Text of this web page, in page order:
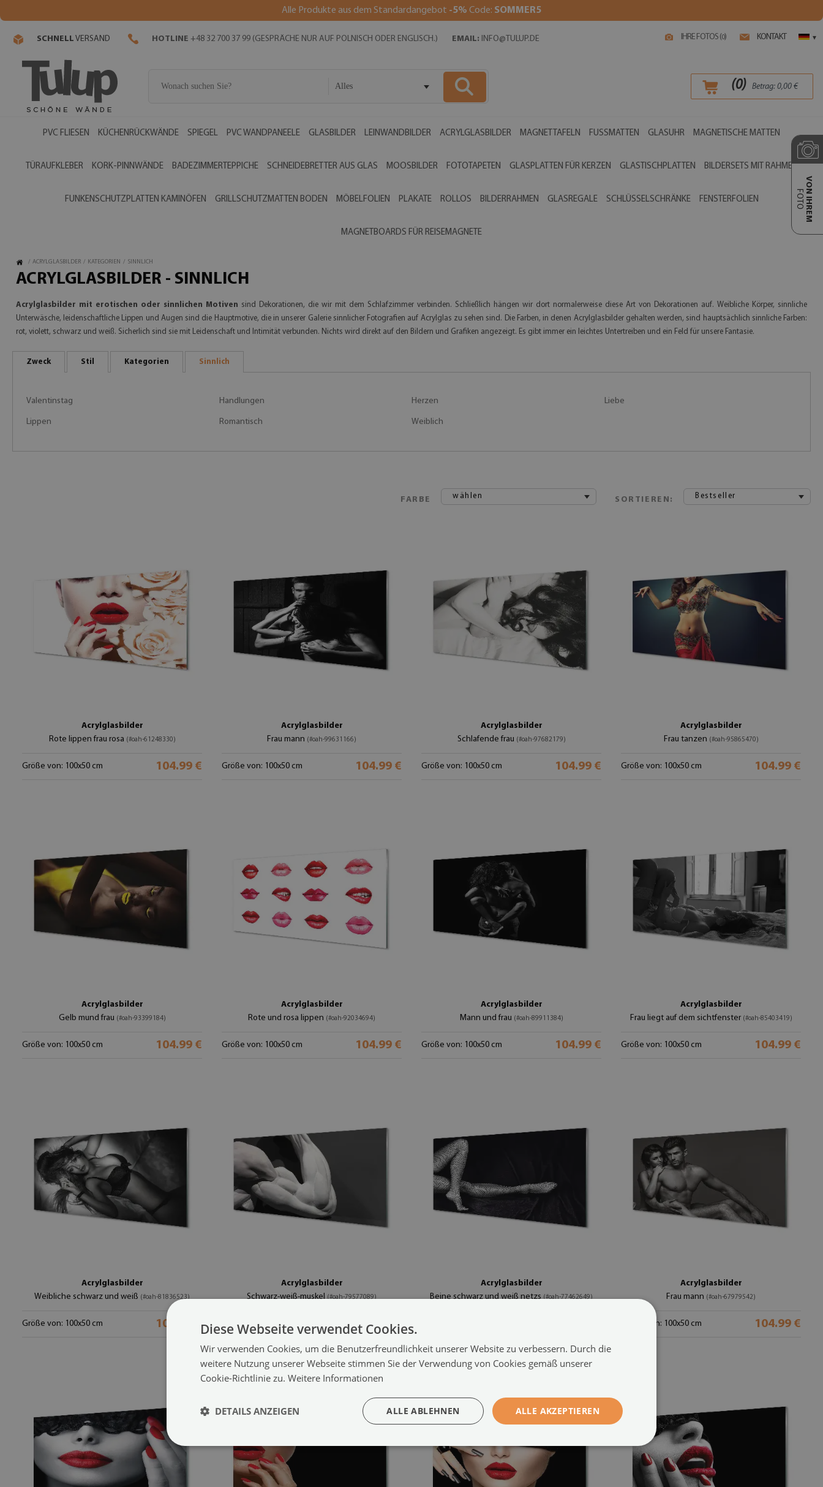
Alle Produkte aus dem Standardangebot -5% Code: SOMMER5
IHRE FOTOS (0) KONTAKT ▾
SCHNELL VERSAND HOTLINE +48 32 700 37 99 (GESPRÄCHE NUR AUF POLNISCH ODER ENGLISCH.) EMAIL: INFO@TULUP.DE
Alles (0) Betrag: 0,00€
PVC FLIESEN KÜCHENRÜCKWÄNDE SPIEGEL PVC WANDPANEELE GLASBILDER LEINWANDBILDER ACRYLGLASBILDER MAGNETTAFELN FUSSMATTEN GLASUHR MAGNETISCHE MATTEN
TÜRAUFKLEBER KORK-PINNWÄNDE BADEZIMMERTEPPICHE SCHNEIDEBRETTER AUS GLAS MOOSBILDER FOTOTAPETEN GLASPLATTEN FÜR KERZEN GLASTISCHPLATTEN BILDERSETS MIT RAHMEN
FUNKENSCHUTZPLATTEN KAMINÖFEN GRILLSCHUTZMATTEN BODEN MÖBELFOLIEN PLAKATE ROLLOS BILDERRAHMEN GLASREGALE SCHLÜSSELSCHRÄNKE FENSTERFOLIEN
MAGNETBOARDS FÜR REISEMAGNETE
VON IHREM
FOTO
/ ACRYLGLASBILDER / KATEGORIEN / SINNLICH
ACRYLGLASBILDER - SINNLICH
Acrylglasbilder mit erotischen oder sinnlichen Motiven sind Dekorationen, die wir mit dem Schlafzimmer verbinden. Schließlich hängen wir dort normalerweise diese Art von Dekorationen auf. Weibliche Körper, sinnliche
Unterwäsche, leidenschaftliche Lippen und Augen sind die Hauptmotive, die in unserer Galerie sinnlicher Fotografien auf Acrylglas zu sehen sind. Die Farben, in denen Acrylglasbilder gehalten werden, sind hauptsächlich sinnliche Farben:
rot, violett, schwarz und weiß. Sicherlich sind sie mit Leidenschaft und Intimität verbunden. Nichts wird direkt auf den Bildern und Grafiken angezeigt. Es gibt immer ein leichtes Untertreiben und ein Feld für unsere Fantasie.
Zweck Stil Kategorien Sinnlich
Valentinstag Handlungen Herzen Liebe
Lippen Romantisch Weiblich
FARBE wählen SORTIEREN: Bestseller
Acrylglasbilder
Rote lippen frau rosa (#oah-61248330)
Größe von: 100x50 cm 104.99 €
Acrylglasbilder
Frau mann (#oah-99631166)
Größe von: 100x50 cm 104.99 €
Acrylglasbilder
Schlafende frau (#oah-97682179)
Größe von: 100x50 cm 104.99 €
Acrylglasbilder
Frau tanzen (#oah-95865470)
Größe von: 100x50 cm 104.99 €
Acrylglasbilder
Gelb mund frau (#oah-93399184)
Größe von: 100x50 cm 104.99 €
Acrylglasbilder
Rote und rosa lippen (#oah-92034694)
Größe von: 100x50 cm 104.99 €
Acrylglasbilder
Mann und frau (#oah-89911384)
Größe von: 100x50 cm 104.99 €
Acrylglasbilder
Frau liegt auf dem sichtfenster (#oah-85403419)
Größe von: 100x50 cm 104.99 €
Acrylglasbilder
Weibliche schwarz und weiß (#oah-81836523)
Größe von: 100x50 cm 104.99 €
Acrylglasbilder
Schwarz-weiß-muskel(#oah-79577089)
Größe von: 100x50 cm 104.99 €
Acrylglasbilder
Beine schwarz und weiß netzs(#oah-77462649)
Acrylglasbilder
Frau mann (#oah-67979542)
Größe von: 100x50 cm 104.99 €
Diese Webseite verwendet Cookies.
Wir verwenden Cookies, um die Benutzerfreundlichkeit unserer Website zu verbessern. Durch die
weitere Nutzung unserer Webseite stimmen Sie der Verwendung von Cookies gemäß unserer
Cookie-Richtlinie zu. Weitere Informationen
ALLE AKZEPTIEREN
ALLE ABLEHNEN
DETAILS ANZEIGEN